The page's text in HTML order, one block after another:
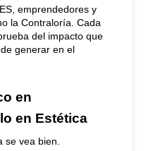
emprendedores y
la Contraloría. Cada
del impacto que
generar en el
en
en Estética
se vea bien.